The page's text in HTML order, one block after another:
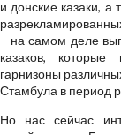
и донские казаки, а
– на самом деле
казаков, которые
гарнизоны
Стамбула в период
Но нас сейчас